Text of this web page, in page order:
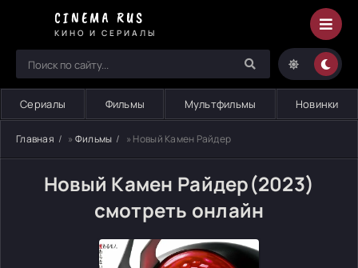
CINEMA RUS
КИНО И СЕРИАЛЫ
Сериалы Фильмы Мультфильмы Новинки
Главная » Фильмы » Новый Камен Райдер
Новый Камен Райдер(2023)
смотреть онлайн